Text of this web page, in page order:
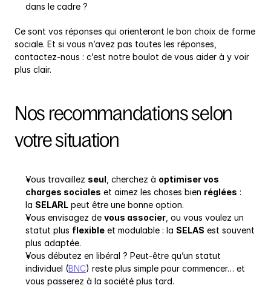
dans le cadre ?
Ce sont vos réponses qui orienteront le bon choix de forme
sociale. Et si vous n’avez pas toutes les réponses,
contactez-nous : c’est notre boulot de vous aider à y voir
plus clair.
Nos recommandations selon
votre situation
Vous travaillez seul , cherchez à optimiser vos
charges sociales et aimez les choses bien réglées :
la SELARL peut être une bonne option.
Vous envisagez de vous associer , ou vous voulez un
statut plus flexible et modulable : la SELAS est souvent
plus adaptée.
Vous débutez en libéral ? Peut-être qu’un statut
individuel (BNC) reste plus simple pour commencer… et
vous passerez à la société plus tard.